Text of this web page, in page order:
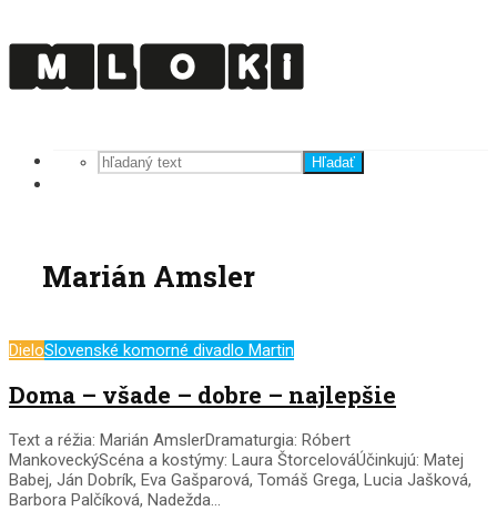
Hľadať
Marián Amsler
DieloSlovenské komorné divadlo Martin
Doma – všade – dobre – najlepšie
Text a réžia: Marián AmslerDramaturgia: Róbert
MankoveckýScéna a kostýmy: Laura ŠtorcelováÚčinkujú: Matej
Babej, Ján Dobrík, Eva Gašparová, Tomáš Grega, Lucia Jašková,
Barbora Palčíková, Nadežda...